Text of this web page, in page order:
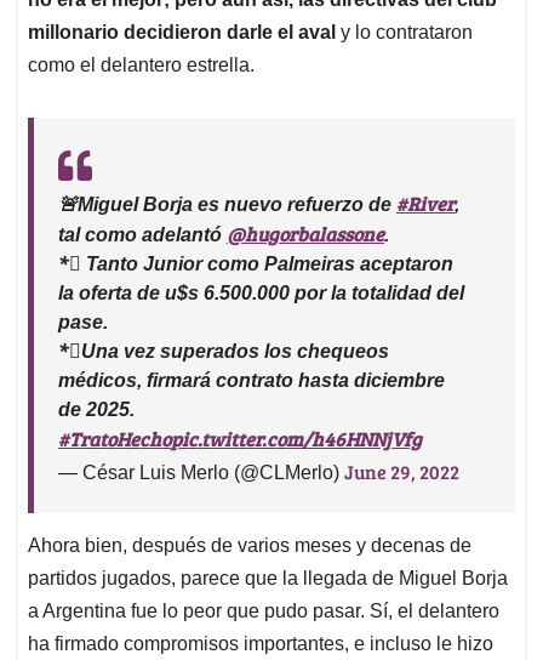
millonario decidieron darle el aval y lo contrataron
como el delantero estrella.
🚨Miguel Borja es nuevo refuerzo de #River,
tal como adelantó @hugorbalassone.
*⃣ Tanto Junior como Palmeiras aceptaron
la oferta de u$s 6.500.000 por la totalidad del
pase.
*⃣Una vez superados los chequeos
médicos, firmará contrato hasta diciembre
de 2025.
#TratoHechopic.twitter.com/h46HNNjVfg
— César Luis Merlo (@CLMerlo) June 29, 2022
Ahora bien, después de varios meses y decenas de
partidos jugados, parece que la llegada de Miguel Borja
a Argentina fue lo peor que pudo pasar. Sí, el delantero
ha firmado compromisos importantes, e incluso le hizo